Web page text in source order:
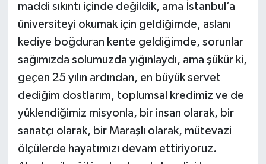
maddi sıkıntı içinde değildik, ama İstanbul’a
üniversiteyi okumak için geldiğimde, aslanı
kediye boğduran kente geldiğimde, sorunlar
sağımızda solumuzda yığınlaydı, ama şükür ki,
geçen 25 yılın ardından, en büyük servet
dediğim dostlarım, toplumsal kredimiz ve de
yüklendiğimiz misyonla, bir insan olarak, bir
sanatçı olarak, bir Maraşlı olarak, mütevazi
ölçülerde hayatımızı devam ettiriyoruz.